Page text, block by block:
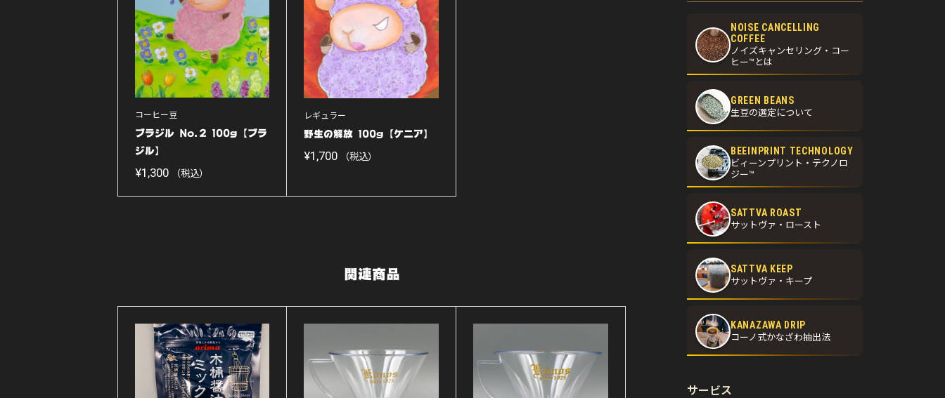
コーヒー豆
ブラジル No.2 100g【ブラ
ジル】
¥1,300 （税込）
レギュラー
野生の解放 100g【ケニア】
¥1,700 （税込）
関連商品
NOISE CANCELLING
COFFEE
ノイズキャンセリング・コー
ヒー™とは
GREEN BEANS
生豆の選定について
BEEINPRINT TECHNOLOGY
ビィーンプリント・テクノロ
ジー™
SATTVA ROAST
サットヴァ・ロースト
SATTVA KEEP
サットヴァ・キープ
KANAZAWA DRIP
コーノ式かなざわ抽出法
サービス